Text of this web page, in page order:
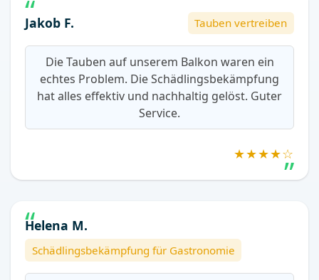
Jakob F. Tauben vertreiben
Die Tauben auf unserem Balkon waren ein
echtes Problem. Die Schädlingsbekämpfung
hat alles effektiv und nachhaltig gelöst. Guter
Service.
★★★★☆
Helena M.
Schädlingsbekämpfung für Gastronomie